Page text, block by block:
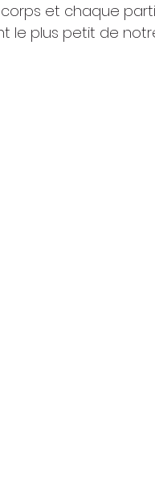
et chaque
le plus petit de